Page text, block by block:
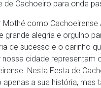
de Cachoeiro para onde
Mothé como Cachoeirense
grande alegria e orgulho
de sucesso e o carinho
cidade representam
Nesta Festa de
a sua história, mas